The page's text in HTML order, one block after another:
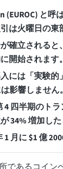
(EUROC) と
は火曜日の東
立されると
開始されます。
には「実験
影響しません。
4 四半期のト
34% 増加した
月に $1 億